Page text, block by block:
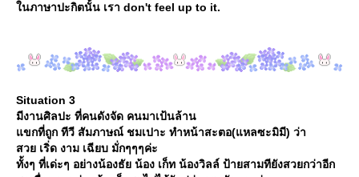
นภาษาปะกิตนั้น เรา don't feel up to it.
Situation 3
มีงานศิลปะ ที่คนดังจัด คนมาเป้นล้าน
ขกที่ถูก ทีวี สัมภาษณ์ ชมเปาะ ทำหน้าสะตอ(แหลซะมิมี) ว่า
สวย เริ่ด งาม เฉียบ มั่กๆๆๆค่ะ
ทั้งๆ ที่เด่ะๆ อย่างน้องธัย น้อง เก็ท น้องวิลล์ ป้ายสามทียังสวยกว่าอีก